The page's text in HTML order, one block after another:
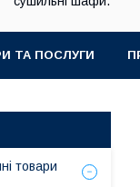
ТА ПОСЛУГИ
товари